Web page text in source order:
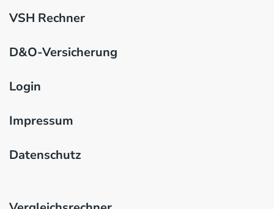
VSH Rechner
D&O-Versicherung
Login
Impressum
Datenschutz